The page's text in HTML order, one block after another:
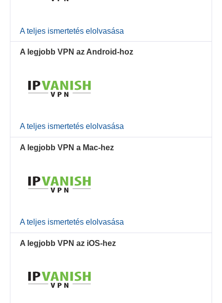
A teljes ismertetés elolvasása
A legjobb VPN az Android-hoz
A teljes ismertetés elolvasása
A legjobb VPN a Mac-hez
A teljes ismertetés elolvasása
A legjobb VPN az iOS-hez